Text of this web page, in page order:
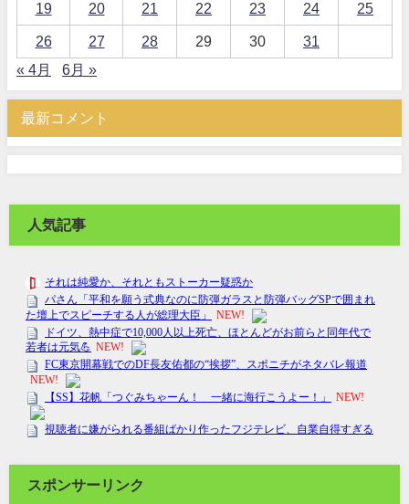
19 20 21 22 23 24 25
26 27 28 29 30
31
« 4月
6月 »
最新コメント
人気記事
スポンサーリンク